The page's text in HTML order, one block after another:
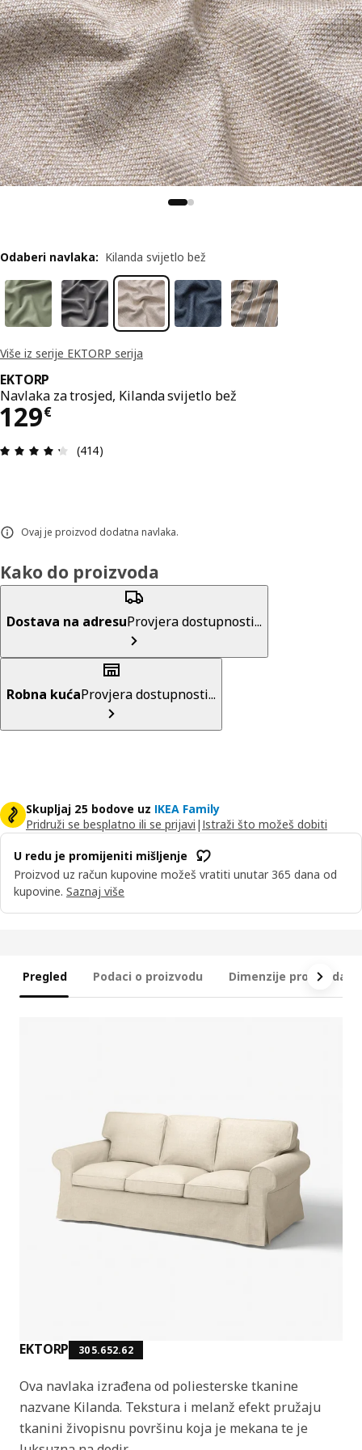
Više iz serije EKTORP serija
EKTORP
Navlaka za trosjed, Kilanda svijetlo bež
129€
Cijena 129€
Ocjena i recenzija: 4.3 od 5 zvjezdica. Ukupno
(414)
Ovaj je proizvod dodatna navlaka.
Odaberi navlaka: Kilanda svijetlo bež
Kako do proizvoda
Dostava na adresuProvjera dostupnosti...
Robna kućaProvjera dostupnosti...
Skupljaj 25 bodove uz IKEA Family
Pridruži se besplatno ili se prijavi | Istraži što možeš dobiti
U redu je promijeniti mišljenje
Proizvod uz račun kupovine možeš vratiti unutar 365 dana od
kupovine. Saznaj više
Pregled Podaci o proizvodu Dimenzije proizvoda
EKTORP 305.652.62
Ova navlaka izrađena od poliesterske tkanine
nazvane Kilanda. Tekstura i melanž efekt pružaju
tkanini živopisnu površinu koja je mekana te je